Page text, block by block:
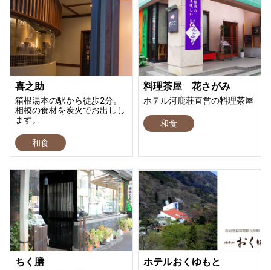
喜之助
箱根湯本の駅から徒歩2分。
相模の食材を炭火でお出しし
ます。
和食
料理茶屋 花さがみ
ホテル河鹿荘直営の料理茶屋
和食
ちく膳 ホテルおくゆもと